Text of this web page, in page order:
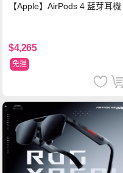
【Apple】AirPods 4 藍芽耳機
$4,265
免運